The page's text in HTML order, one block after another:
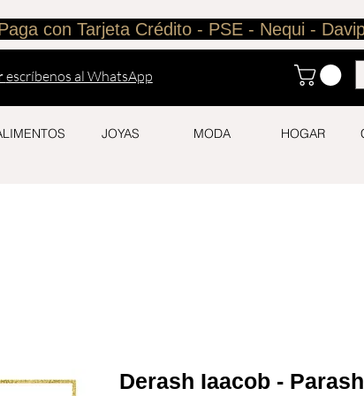
escríbenos al WhatsApp
JOYAS MODA HOGAR
Derash Iaacob -